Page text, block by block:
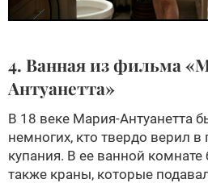
4. Ванная из фильма
Антуанетта»
В 18 веке Мария-Антуанетта
немногих, кто твердо верил в
купания. В ее ванной
также краны, которые